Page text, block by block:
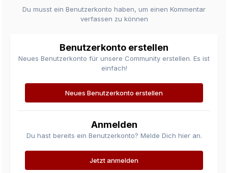
Du musst ein Benutzerkonto haben, um einen Kommentar
verfassen zu können
Benutzerkonto erstellen
Neues Benutzerkonto für unsere Community erstellen. Es ist
einfach!
Neues Benutzerkonto erstellen
Anmelden
Du hast bereits ein Benutzerkonto? Melde Dich hier an.
Jetzt anmelden